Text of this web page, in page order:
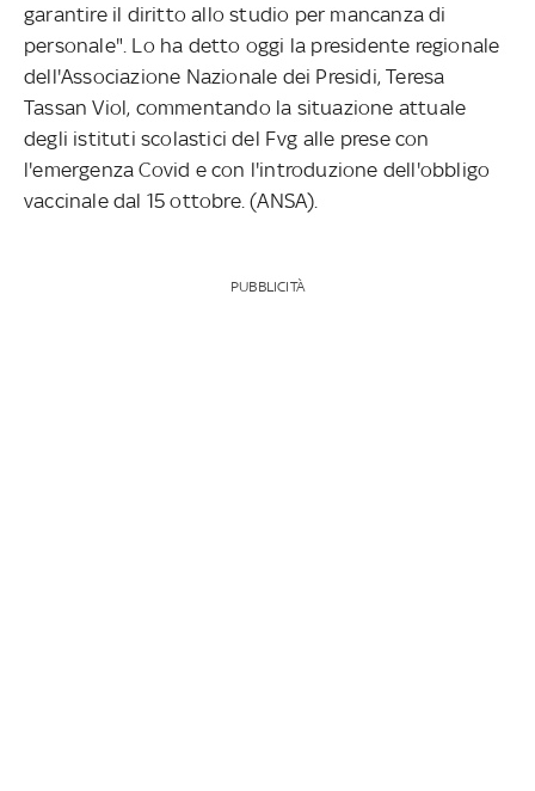
garantire il diritto allo studio per mancanza di
personale". Lo ha detto oggi la presidente regionale
dell'Associazione Nazionale dei Presidi, Teresa
Tassan Viol, commentando la situazione attuale
degli istituti scolastici del Fvg alle prese con
l'emergenza Covid e con l'introduzione dell'obbligo
vaccinale dal 15 ottobre. (ANSA).
PUBBLICITÀ